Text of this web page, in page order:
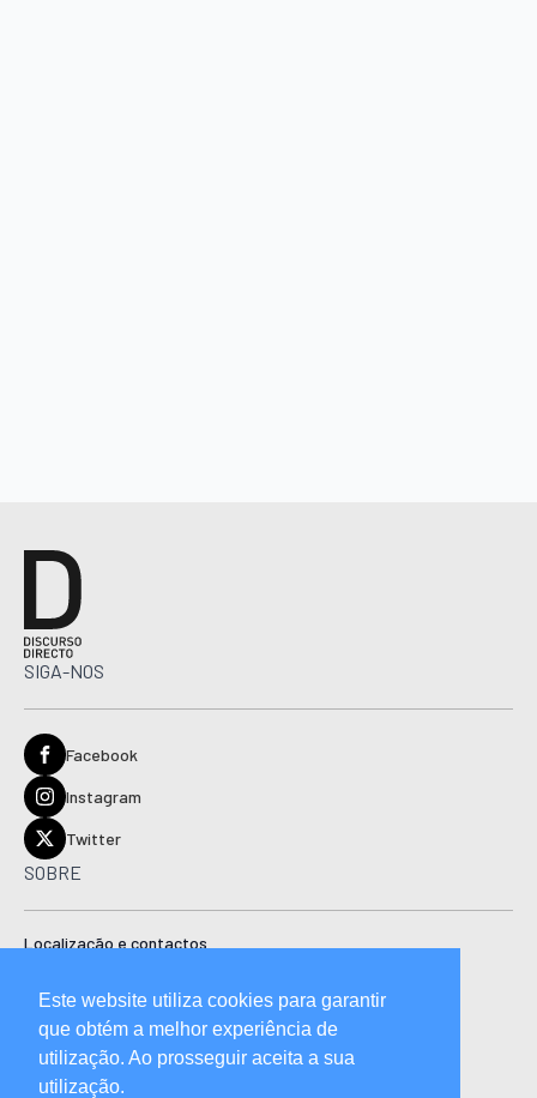
SIGA-NOS
Facebook
Instagram
Twitter
SOBRE
Localização e contactos
Ficha técnica
Manual de boas práticas editoriais e código de conduta
Este website utiliza cookies para garantir
que obtém a melhor experiência de
utilização. Ao prosseguir aceita a sua
utilização.